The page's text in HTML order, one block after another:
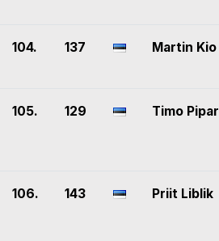
104. 137 Martin Kio
105. 129 Timo Pipar
106. 143 Priit Liblik